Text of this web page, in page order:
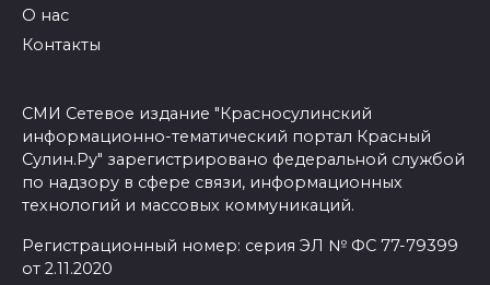
О нас
Контакты
СМИ Сетевое издание "Красносулинский
информационно-тематический портал Красный
Сулин.Ру" зарегистрировано федеральной службой
по надзору в сфере связи, информационных
технологий и массовых коммуникаций.
Регистрационный номер: серия ЭЛ № ФС 77-79399
от 2.11.2020